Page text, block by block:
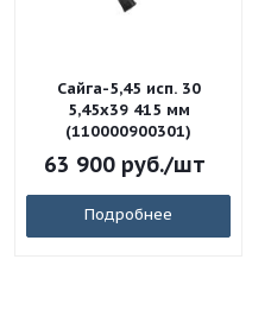
Сайга-5,45 исп. 30
5,45x39 415 мм
(110000900301)
63 900руб./шт
Подробнее